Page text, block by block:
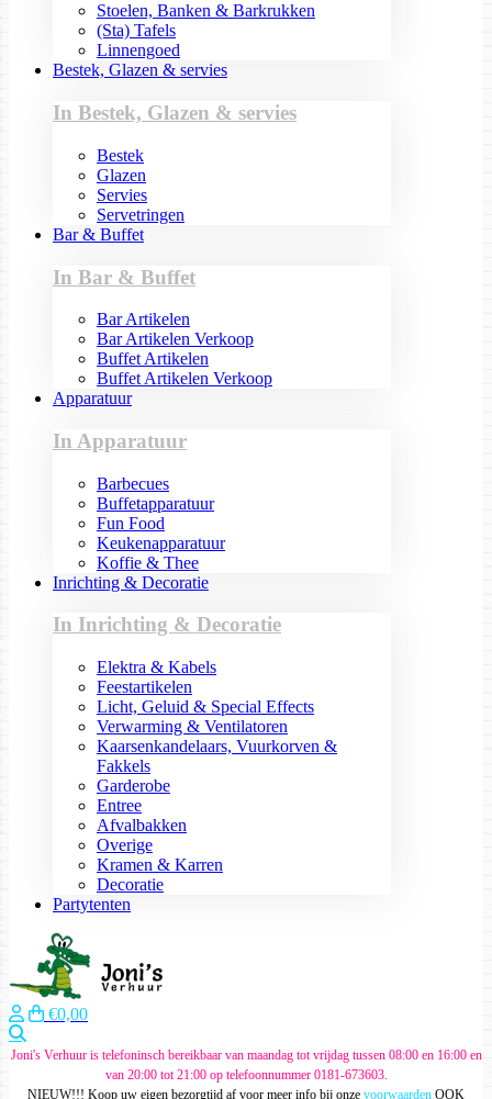
Stoelen, Banken & Barkrukken
(Sta) Tafels
Linnengoed
Bestek, Glazen & servies
In Bestek, Glazen & servies
Bestek
Glazen
Servies
Servetringen
Bar & Buffet
In Bar & Buffet
Bar Artikelen
Bar Artikelen Verkoop
Buffet Artikelen
Buffet Artikelen Verkoop
Apparatuur
In Apparatuur
Barbecues
Buffetapparatuur
Fun Food
Keukenapparatuur
Koffie & Thee
Inrichting & Decoratie
In Inrichting & Decoratie
Elektra & Kabels
Feestartikelen
Licht, Geluid & Special Effects
Verwarming & Ventilatoren
Kaarsenkandelaars, Vuurkorven &
Fakkels
Garderobe
Entree
Afvalbakken
Overige
Kramen & Karren
Decoratie
Partytenten
€0,00
Joni's Verhuur is telefoninsch bereikbaar van maandag tot vrijdag tussen 08:00 en 16:00 en
van 20:00 tot 21:00 op telefoonnummer 0181-673603.
NIEUW!!! Koop uw eigen bezorgtijd af voor meer info bij onze voorwaarden OOK